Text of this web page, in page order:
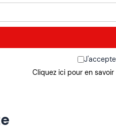
Cliquez ici pour en